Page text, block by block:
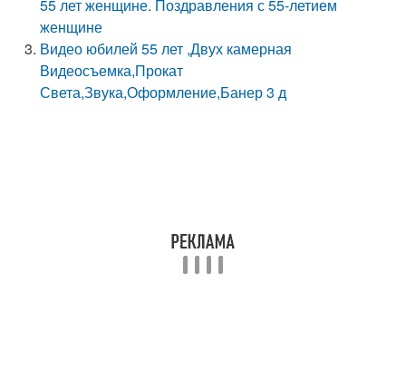
55 лет женщине. Поздравления с 55-летием
женщине
Видео юбилей 55 лет ,Двух камерная
Видеосъемка,Прокат
Света,Звука,Оформление,Банер 3 д